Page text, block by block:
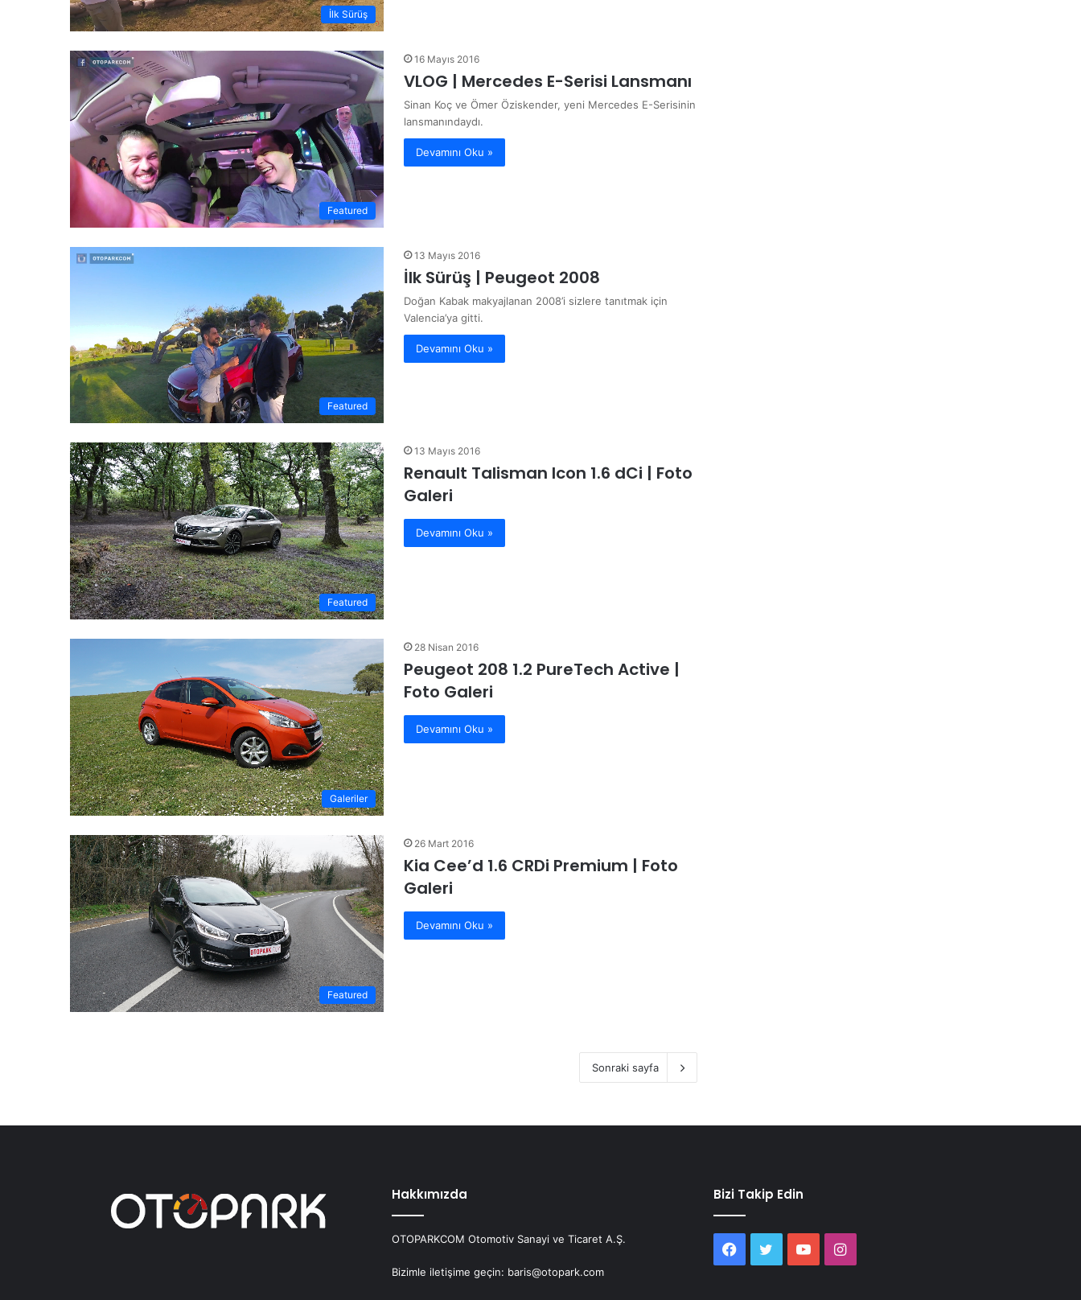
İlk Sürüş
Featured
16 Mayıs 2016
VLOG | Mercedes E-Serisi Lansmanı
Sinan Koç ve Ömer Öziskender, yeni Mercedes E-Serisinin
lansmanındaydı.
Devamını Oku »
Featured
13 Mayıs 2016
İlk Sürüş | Peugeot 2008
Doğan Kabak makyajlanan 2008’i sizlere tanıtmak için
Valencia’ya gitti.
Devamını Oku »
Featured
13 Mayıs 2016
Renault Talisman Icon 1.6 dCi | Foto
Galeri
Devamını Oku »
Galeriler
28 Nisan 2016
Peugeot 208 1.2 PureTech Active |
Foto Galeri
Devamını Oku »
Featured
26 Mart 2016
Kia Cee’d 1.6 CRDi Premium | Foto
Galeri
Devamını Oku »
Sonraki sayfa
Hakkımızda
OTOPARKCOM Otomotiv Sanayi ve Ticaret A.Ş.
Bizimle iletişime geçin: baris@otopark.com
Bizi Takip Edin
Facebook
TwitterYouTubeInstagram